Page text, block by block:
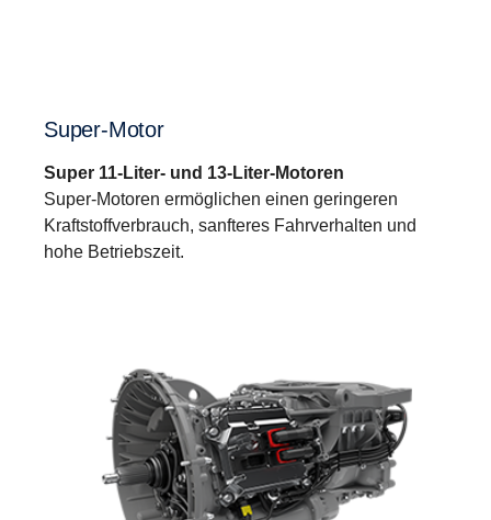
Super-Motor
Super 11-Liter- und 13-Liter-Motoren
Super-Motoren ermöglichen einen geringeren
Kraftstoffverbrauch, sanfteres Fahrverhalten und
hohe Betriebszeit.